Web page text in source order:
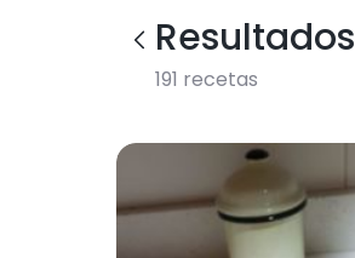
Resultados
191 recetas